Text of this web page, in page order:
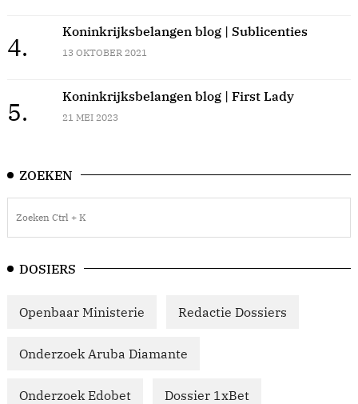
4.
Koninkrijksbelangen blog | Sublicenties
13 OKTOBER 2021
5.
Koninkrijksbelangen blog | First Lady
21 MEI 2023
ZOEKEN
DOSIERS
Openbaar Ministerie Redactie Dossiers
Onderzoek Aruba Diamante
Onderzoek Edobet Dossier 1xBet